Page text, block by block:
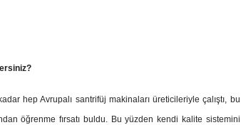
hep Avrupalı santrifüj makinaları üreticileriyle çalıştı, bu
öğrenme fırsatı buldu. Bu yüzden kendi kalite sistemini